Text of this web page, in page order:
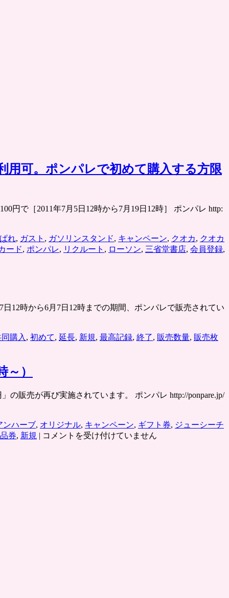
用可。ポンパレで初めて購入する方限
円で［2011年7月5日12時から7月19日12時］ ポンパレ http:
れ, ガスト , ガソリンスタンド, キャンペーン, クオカ, クオカ
ード, ポンパレ, リクルート , ローソン, 三省堂書店, 会員登録,
12時から6月7日12時までの期間、ポンパレで販売されてい
購入 , 初めて, 延長, 新規, 最高記録, 終了, 販売数量, 販売枚
）
販売が再び実施されています。 ポンパレ http://ponpare.jp/
ンハーブ, オリジナル, キャンペーン, ギフト券, ジューシーチ
券, 新規 | 「マ
コメントを受け付けていません